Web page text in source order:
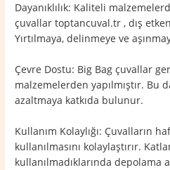
Dayanıklılık: Kaliteli
çuvallar toptancuval.tr , dış
Yırtılmaya, delinmeye ve
Çevre Dostu: Big Bag çuvallar
malzemelerden yapılmıştır. Bu
azaltmaya katkıda bulunur.
Kullanım Kolaylığı: Çuvalların
kullanılmasını kolaylaştırır.
kullanılmadıklarında depolama